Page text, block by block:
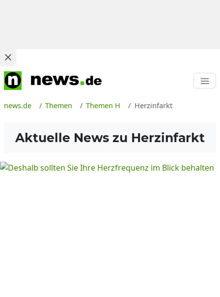
news.de Themen Themen H Herzinfarkt
Aktuelle News zu Herzinfarkt